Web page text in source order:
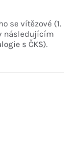
se vítězové (1.
následujícím
s ČKS).